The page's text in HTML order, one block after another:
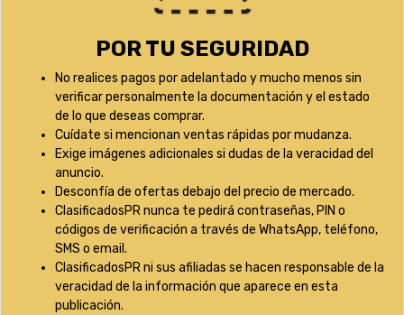
POR TU SEGURIDAD
No realices pagos por adelantado y mucho menos sin
verificar personalmente la documentación y el estado
de lo que deseas comprar.
Cuídate si mencionan ventas rápidas por mudanza.
Exige imágenes adicionales si dudas de la veracidad del
anuncio.
Desconfía de ofertas debajo del precio de mercado.
ClasificadosPR nunca te pedirá contraseñas, PIN o
códigos de verificación a través de WhatsApp, teléfono,
SMS o email.
ClasificadosPR ni sus afiliadas se hacen responsable de la
veracidad de la información que aparece en esta
publicación.